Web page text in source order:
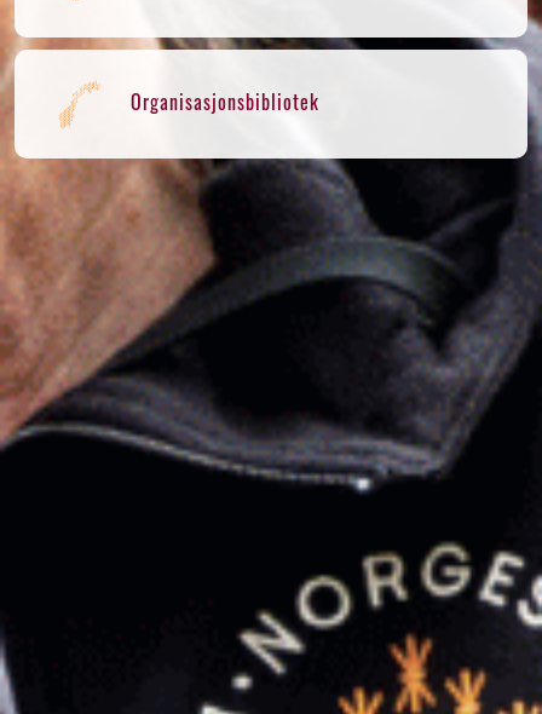
Organisasjonsbibliotek